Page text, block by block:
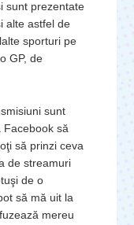
sunt prezentate
alte astfel de
sporturi pe
GP, de
sunt
Facebook să
să prinzi ceva
de streamuri
de o
să mă uit la
mereu